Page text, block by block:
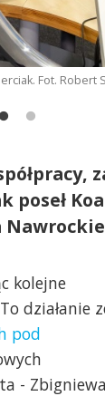
Fot. Robert
poseł
kolejne
działanie
pod
- Zbigniewa